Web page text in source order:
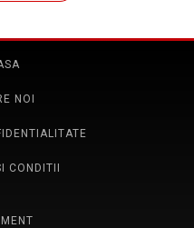
NOI
CONDITII